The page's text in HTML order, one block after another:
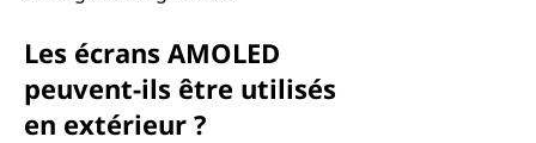
Les écrans AMOLED
peuvent-ils être utilisés
en extérieur ?